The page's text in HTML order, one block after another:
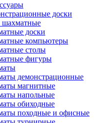
доски
шахматные
доски
компьютеры
столы
фигуры
демонстрационные
магнитные
напольные
обиходные
походные и офисные